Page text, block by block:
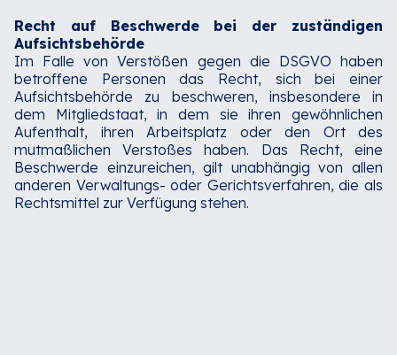
Recht auf Beschwerde bei der zuständigen
Aufsichtsbehörde
Im Falle von Verstößen gegen die DSGVO haben
betroffene Personen das Recht, sich bei einer
Aufsichtsbehörde zu beschweren, insbesondere in
dem Mitgliedstaat, in dem sie ihren gewöhnlichen
Aufenthalt, ihren Arbeitsplatz oder den Ort des
mutmaßlichen Verstoßes haben. Das Recht, eine
Beschwerde einzureichen, gilt unabhängig von allen
anderen Verwaltungs- oder Gerichtsverfahren, die als
Rechtsmittel zur Verfügung stehen.‍